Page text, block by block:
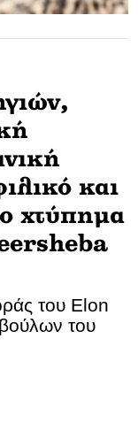
και
χτύπημα
του Elon
του